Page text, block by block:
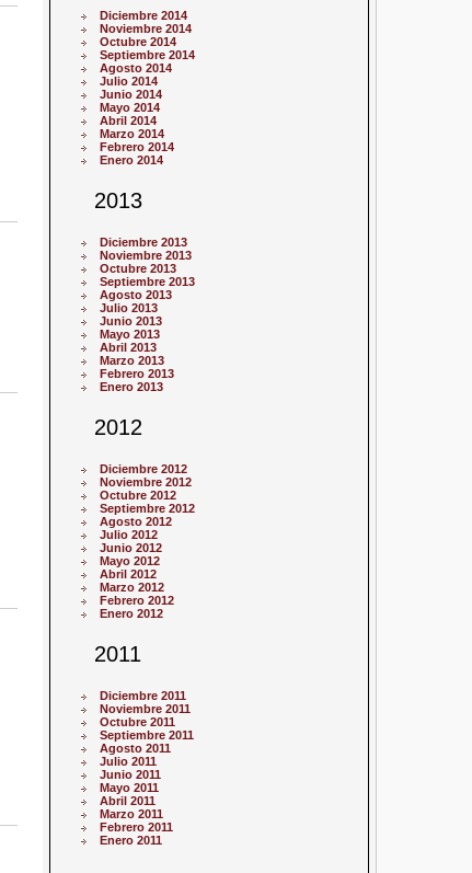
Diciembre 2014
Noviembre 2014
Octubre 2014
Septiembre 2014
Agosto 2014
Julio 2014
Junio 2014
Mayo 2014
Abril 2014
Marzo 2014
Febrero 2014
Enero 2014
2013
Diciembre 2013
Noviembre 2013
Octubre 2013
Septiembre 2013
Agosto 2013
Julio 2013
Junio 2013
Mayo 2013
Abril 2013
Marzo 2013
Febrero 2013
Enero 2013
2012
Diciembre 2012
Noviembre 2012
Octubre 2012
Septiembre 2012
Agosto 2012
Julio 2012
Junio 2012
Mayo 2012
Abril 2012
Marzo 2012
Febrero 2012
Enero 2012
2011
Diciembre 2011
Noviembre 2011
Octubre 2011
Septiembre 2011
Agosto 2011
Julio 2011
Junio 2011
Mayo 2011
Abril 2011
Marzo 2011
Febrero 2011
Enero 2011